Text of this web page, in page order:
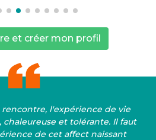
et créer mon profil
rencontre, l'expérience de vie
et tolérante. Il faut
de cet affect naissant